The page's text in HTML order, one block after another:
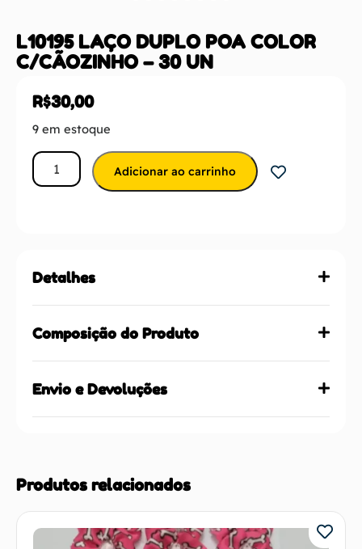
L10195 LAÇO DUPLO POA COLOR
C/CÃOZINHO – 30 UN
R$30,00
9 em estoque
Adicionar ao carrinho
Detalhes
Composição do Produto
Envio e Devoluções
Produtos relacionados